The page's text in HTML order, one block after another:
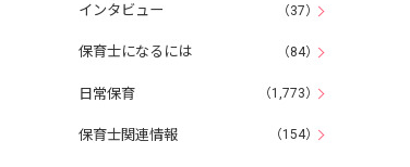
インタビュー （37）
保育士になるには （84）
日常保育 （1,773）
保育士関連情報 （154）